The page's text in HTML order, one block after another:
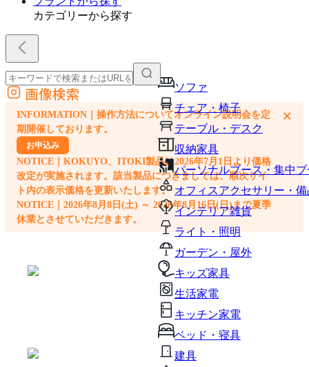
カテゴリーから探す
ソファ
チェア・椅子
テーブル・デスク
収納家具
パーソナルブース・集中
オフィスアクセサリー・備
インテリア雑貨
ライト・照明
ガーデン・屋外
キッズ家具
生活家電
キッチン家電
ベッド・寝具
建具
外部サイトの商品をカートに追加
他のサイトで見つけた商品ページのURLを貼り付けて、カートに追加できます
画像検索
INFORMATION｜操作方法についてオンライン説明会を定
期開催しております。
お申込み
NOTICE｜KOKUYO、ITOKI製品は2026年7月1日より価格
改定が実施されます。該当製品につきましては、順次サイ
ト内の表示価格を更新いたします。
NOTICE｜2026年8月8日(土) ～ 2026年8月16日(日)まで夏季
休業とさせていただきます。
×